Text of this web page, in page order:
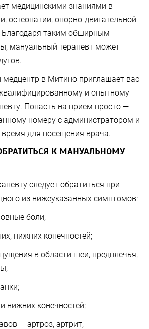
медицинскими знаниями в
остеопатии, опорно-двигательной
Благодаря таким обширным
мануальный терапевт может
в Митино приглашает вас
и опытному
Попасть на прием просто —
номеру с администратором и
время для посещения врача.
К МАНУАЛЬНОМУ
следует обратиться при
из нижеуказанных симптомов:
боли;
нижних конечностей;
в области шеи, предплечья,
нижних конечностей;
— артроз, артрит;